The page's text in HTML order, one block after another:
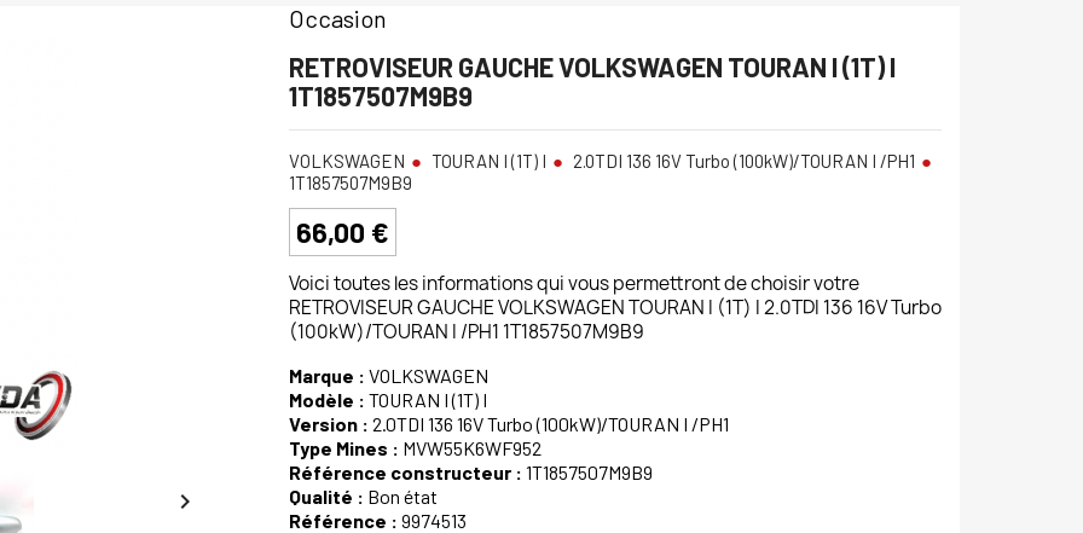

Occasion
RETROVISEUR GAUCHE VOLKSWAGEN TOURAN I (1T) I
1T1857507M9B9
VOLKSWAGEN TOURAN I (1T) I
2.0TDI 136 16V Turbo (100kW)/TOURAN I /PH1
1T1857507M9B9
66,00 €
Voici toutes les informations qui vous permettront de choisir votre
RETROVISEUR GAUCHE VOLKSWAGEN TOURAN I (1T) I 2.0TDI 136 16V Turbo
(100kW)/TOURAN I /PH1 1T1857507M9B9
Marque : VOLKSWAGEN
Modèle : TOURAN I (1T) I
Version : 2.0TDI 136 16V Turbo (100kW)/TOURAN I /PH1
Type Mines : MVW55K6WF952
Référence constructeur : 1T1857507M9B9
Qualité : Bon état
Référence : 9974513